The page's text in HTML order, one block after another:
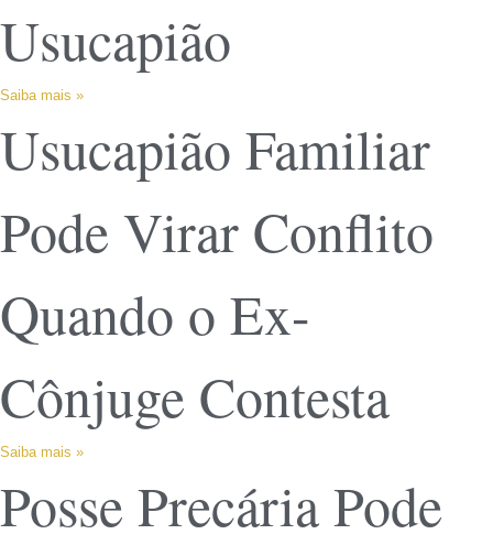
Usucapião
Saiba mais »
Usucapião Familiar
Pode Virar Conflito
Quando o Ex-
Cônjuge Contesta
Saiba mais »
Posse Precária Pode